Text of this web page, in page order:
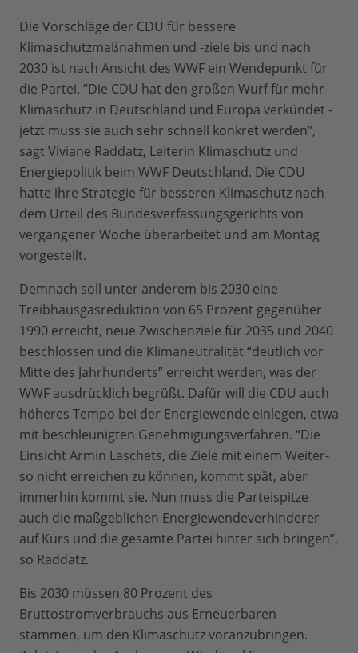
Die Vorschläge der CDU für bessere
Klimaschutzmaßnahmen und -ziele bis und nach
2030 ist nach Ansicht des WWF ein Wendepunkt für
die Partei. “Die CDU hat den großen Wurf für mehr
Klimaschutz in Deutschland und Europa verkündet -
jetzt muss sie auch sehr schnell konkret werden”,
sagt Viviane Raddatz, Leiterin Klimaschutz und
Energiepolitik beim WWF Deutschland. Die CDU
hatte ihre Strategie für besseren Klimaschutz nach
dem Urteil des Bundesverfassungsgerichts von
vergangener Woche überarbeitet und am Montag
vorgestellt.
Demnach soll unter anderem bis 2030 eine
Treibhausgasreduktion von 65 Prozent gegenüber
1990 erreicht, neue Zwischenziele für 2035 und 2040
beschlossen und die Klimaneutralität “deutlich vor
Mitte des Jahrhunderts” erreicht werden, was der
WWF ausdrücklich begrüßt. Dafür will die CDU auch
höheres Tempo bei der Energiewende einlegen, etwa
mit beschleunigten Genehmigungsverfahren. “Die
Einsicht Armin Laschets, die Ziele mit einem Weiter-
so nicht erreichen zu können, kommt spät, aber
immerhin kommt sie. Nun muss die Parteispitze
auch die maßgeblichen Energiewendeverhinderer
auf Kurs und die gesamte Partei hinter sich bringen”,
so Raddatz.
Bis 2030 müssen 80 Prozent des
Bruttostromverbrauchs aus Erneuerbaren
stammen, um den Klimaschutz voranzubringen.